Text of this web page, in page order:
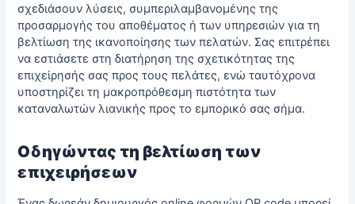
σχεδιάσουν λύσεις, συμπεριλαμβανομένης της
προσαρμογής του αποθέματος ή των υπηρεσιών για τη
βελτίωση της ικανοποίησης των πελατών. Σας επιτρέπει
να εστιάσετε στη διατήρηση της σχετικότητας της
επιχείρησής σας προς τους πελάτες, ενώ ταυτόχρονα
υποστηρίζει τη μακροπρόθεσμηπιστότητα των
καταναλωτών λιανικής προς το εμπορικό σας σήμα.
Οδηγώντας τη βελτίωση των
επιχειρήσεων